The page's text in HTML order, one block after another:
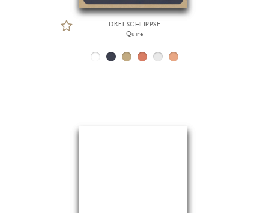
DREI SCHLIPPSE
Quire